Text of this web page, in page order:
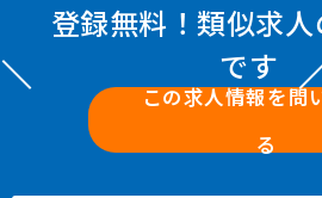
エージェントサービス
エージェントサービスTOP
サービスの流れ
登録無料！類似求
です
この求人情報を問
る